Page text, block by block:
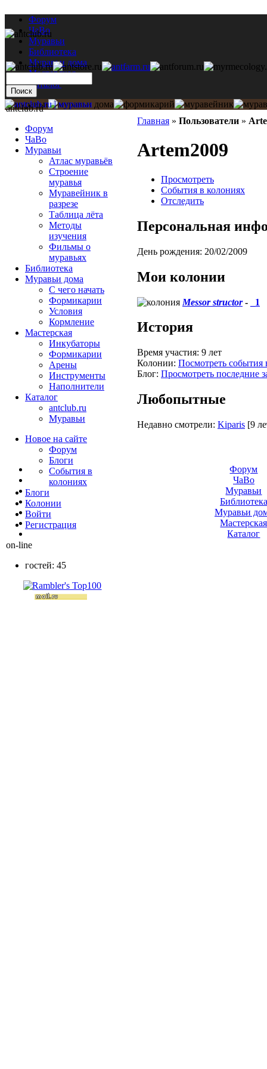
Форум
ЧаВо
Муравьи
Библиотека
Муравьи дома
Мастерская
Каталог
Главная » Пользователи »
Artem2009
Просмотреть
События в колониях
Отследить
Персональная
День рождения: 20/02/2009
Мои колонии
Messor structor- _1
История
Время участия: 9 лет
Колонии: Посмотреть события
Блог: Просмотреть последние
Любопытные
Недавно смотрели: Kiparis [9
antclub.ru
Форум
ЧаВо
Муравьи
Атлас муравьёв
Строение
муравья
Муравейник в
разрезе
Таблица лёта
Методы
изучения
Фильмы о
муравьях
Библиотека
Муравьи дома
С чего начать
Формикарии
Условия
Кормление
Мастерская
Инкубаторы
Формикарии
Арены
Инструменты
Наполнители
Каталог
antclub.ru
Муравьи
Новое на сайте
Форум
Блоги
События в
колониях
Блоги
Колонии
Войти
Peгиcтpaция
on-line
гостей: 45
Форум
ЧаВо
Муравьи
Библиотека
Муравьи
Мастерская
Каталог